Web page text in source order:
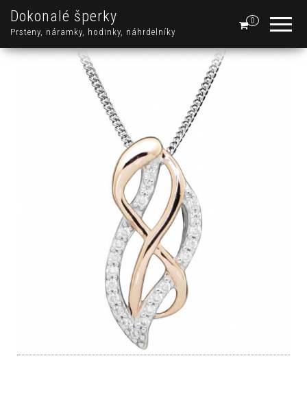
Dokonalé šperky
Prsteny, náramky, hodinky, náhrdelníky
0